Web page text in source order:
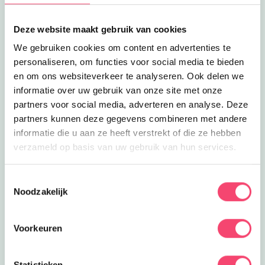
Deze website maakt gebruik van cookies
We gebruiken cookies om content en advertenties te
personaliseren, om functies voor social media te bieden
en om ons websiteverkeer te analyseren. Ook delen we
informatie over uw gebruik van onze site met onze
partners voor social media, adverteren en analyse. Deze
partners kunnen deze gegevens combineren met andere
informatie die u aan ze heeft verstrekt of die ze hebben
verzameld op basis van uw gebruik van hun services.
Noodzakelijk
Voorkeuren
km
Zeilen bij Leif Erikson 11+
Ga elke zaterdag het water op met
Scoutinggroep Leif Erikson in
Voorschoten
0.7 km
Clubjes
Scoutinggroep Leif Erikson
Hou jij van lekker buiten zijn en van
watersport? Dan is scoutinggroep Leif
Erikson wat voor jou!
Lees meer Scoutinggroep Leif Erikson
0.7 km
Uit eten
Theehuis Jansland
kinderboerderij in Voorschoten, ligt dit
Lees meer Theehuis Jansland
0.8 km
dieren bij Kinderboerderij Voorschoten!